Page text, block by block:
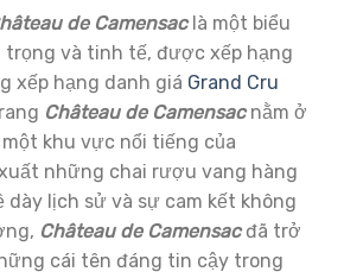
de Camensaclà một biểu
và tinh tế, được xếp hạng
xếp hạng danh giá Grand Cru
Château de Camensacnằm ở
khu vực nổi tiếng của
những chai rượu vang hàng
dày lịch sử và sự cam kết không
Château de Camensacđã trở
cái tên đáng tin cậy trong